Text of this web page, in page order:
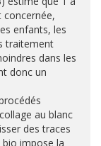
concernée,
enfants, les
traitement
dans les
donc un
au blanc
des traces
bio impose la